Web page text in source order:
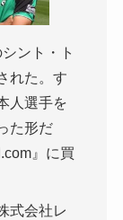
ント・ト
れた。す
人選手を
た形だ
』に買
式会社レ